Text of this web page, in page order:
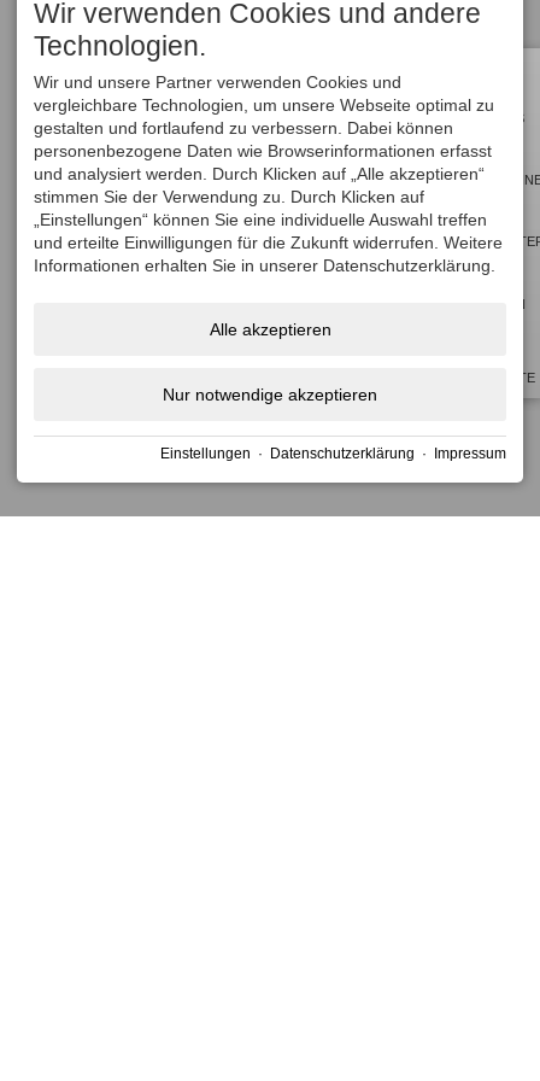
ALLE
HOTELS
BUCHEN
ANGEBOTE
date.
Press
the
question
mark
key
to
get
the
the
question
mark
key
to
get
the
shortcuts
dates.
Wir verwenden Cookies und andere
Technologien.
Wir und unsere Partner verwenden Cookies und
vergleichbare Technologien, um unsere Webseite optimal zu
gestalten und fortlaufend zu verbessern. Dabei können
personenbezogene Daten wie Browserinformationen erfasst
und analysiert werden. Durch Klicken auf „Alle akzeptieren“
stimmen Sie der Verwendung zu. Durch Klicken auf
„Einstellungen“ können Sie eine individuelle Auswahl treffen
und erteilte Einwilligungen für die Zukunft widerrufen. Weitere
Informationen erhalten Sie in unserer Datenschutzerklärung.
Alle akzeptieren
Nur notwendige akzeptieren
Einstellungen · Datenschutzerklärung · Impressum